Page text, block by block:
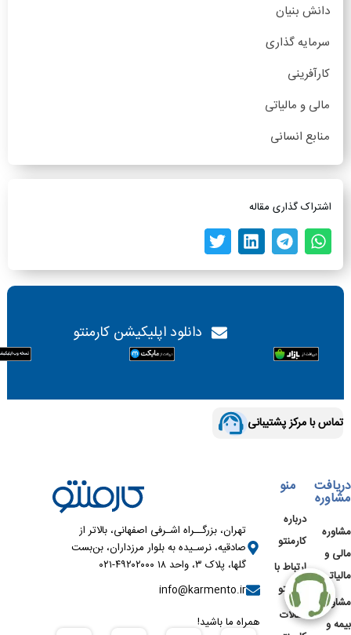
دانش بنیان
سرمایه گذاری
کارآفرینی
مالی و مالیاتی
منابع انسانی
اشتراک گذاری مقاله
دانلود اپلیکیشن کارمنتو
تماس با مرکز پشتیبانی
دریافت
مشاوره
مشاوره
مالی و
مالیاتی
مشاوره
بیمه و
منو
درباره
کارمنتو
ارتباط با
کارمنتو
مقالات
تهران، بزرگــراه اشـرفی اصفهانی، بالاتر از
صادقیه، نرسـیده به بلوار مرزداران، بن‌بست
گلها، پلاک ۳، واحد ۱۸ ۴۹۲۰۲۰۰۰-۰۲۱
info@karmento.ir
همراه ما باشید!